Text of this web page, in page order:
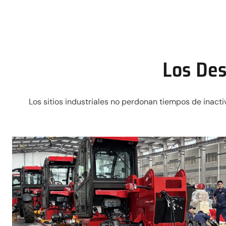
Los
Los sitios industriales no perdonan tiempos de